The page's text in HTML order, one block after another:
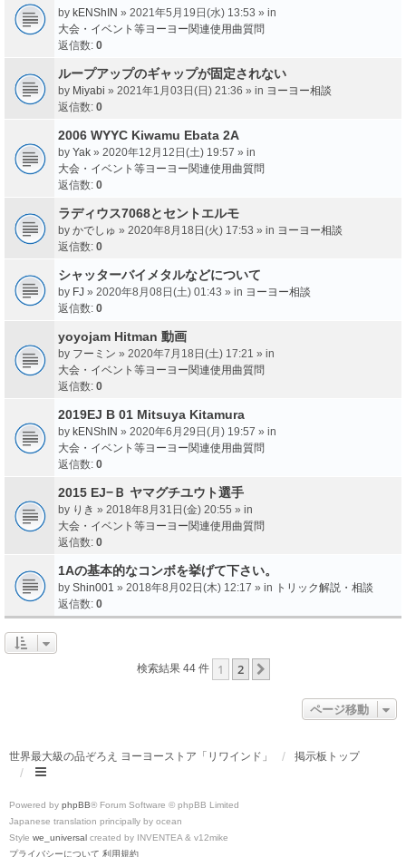
by kENShIN » 2021年5月19日(水) 13:53 » in
大会・イベント等ヨーヨー関連使用曲質問
返信数: 0
ループアップのギャップが固定されない
by Miyabi » 2021年1月03日(日) 21:36 » in ヨーヨー相談
返信数: 0
2006 WYYC Kiwamu Ebata 2A
by Yak » 2020年12月12日(土) 19:57 » in
大会・イベント等ヨーヨー関連使用曲質問
返信数: 0
ラディウス7068とセントエルモ
by かでしゅ » 2020年8月18日(火) 17:53 » in ヨーヨー相談
返信数: 0
シャッターバイメタルなどについて
by FJ » 2020年8月08日(土) 01:43 » in ヨーヨー相談
返信数: 0
yoyojam Hitman 動画
by フーミン » 2020年7月18日(土) 17:21 » in
大会・イベント等ヨーヨー関連使用曲質問
返信数: 0
2019EJ B 01 Mitsuya Kitamura
by kENShIN » 2020年6月29日(月) 19:57 » in
大会・イベント等ヨーヨー関連使用曲質問
返信数: 0
2015 EJ−Ｂ ヤマグチユウト選手
by りき » 2018年8月31日(金) 20:55 » in
大会・イベント等ヨーヨー関連使用曲質問
返信数: 0
1Aの基本的なコンボを挙げて下さい。
by Shin001 » 2018年8月02日(木) 12:17 » in トリック解説・相談
返信数: 0
検索結果 44 件 1 2
ページ移動
世界最大級の品ぞろえ ヨーヨーストア「リワインド」 掲示板トップ
Powered by phpBB® Forum Software © phpBB Limited
Japanese translation principally by ocean
Style we_universal created by INVENTEA & v12mike
プライバシーについて 利用規約